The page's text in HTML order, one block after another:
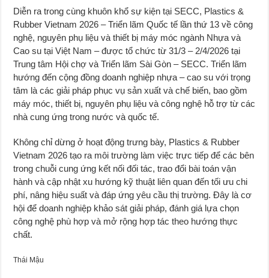
Diễn ra trong cùng khuôn khổ sự kiện tại SECC, Plastics &
Rubber Vietnam 2026 – Triển lãm Quốc tế lần thứ 13 về công
nghệ, nguyên phụ liệu và thiết bị máy móc ngành Nhựa và
Cao su tại Việt Nam – được tổ chức từ 31/3 – 2/4/2026 tại
Trung tâm Hội chợ và Triển lãm Sài Gòn – SECC. Triển lãm
hướng đến cộng đồng doanh nghiệp nhựa – cao su với trọng
tâm là các giải pháp phục vụ sản xuất và chế biến, bao gồm
máy móc, thiết bị, nguyên phụ liệu và công nghệ hỗ trợ từ các
nhà cung ứng trong nước và quốc tế.
Không chỉ dừng ở hoạt động trưng bày, Plastics & Rubber
Vietnam 2026 tạo ra môi trường làm việc trực tiếp để các bên
trong chuỗi cung ứng kết nối đối tác, trao đổi bài toán vận
hành và cập nhật xu hướng kỹ thuật liên quan đến tối ưu chi
phí, nâng hiệu suất và đáp ứng yêu cầu thị trường. Đây là cơ
hội để doanh nghiệp khảo sát giải pháp, đánh giá lựa chọn
công nghệ phù hợp và mở rộng hợp tác theo hướng thực
chất.
Thái Mậu